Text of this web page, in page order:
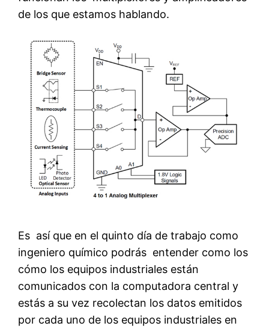
de los que estamos hablando.
Es así que en el quinto día de trabajo como
ingeniero químico podrás entender como los
cómo los equipos industriales están
comunicados con la computadora central y
estás a su vez recolectan los datos emitidos
por cada uno de los equipos industriales en